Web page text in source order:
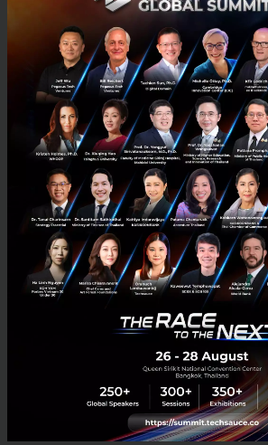
LYVA LYVA S30 Plus
Hyundai Mobility ประเทศไทย พร้อมออ
ธุรกิจในไทยเต็มรูปแบบ เดือนเมษานี้
Hyundai Mobility ประเทศไทย พร้อมออกสตาร์
เต็มรูปแบบ เดือนเมษานี้ พร้อมอวดโฉมดาวเด่น "
ครั้งแรกในไทย พร้อมกับ "สตาร์เรีย" "ไอออนิค 5"